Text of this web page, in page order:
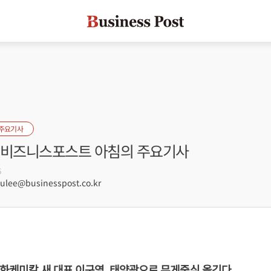
요기사
즈니스포스트 아침의 주요기사